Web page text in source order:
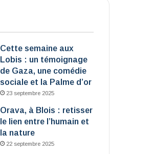
Cette semaine aux
Lobis : un témoignage
de Gaza, une comédie
sociale et la Palme d’or
23 septembre 2025
Orava, à Blois : retisser
le lien entre l’humain et
la nature
22 septembre 2025